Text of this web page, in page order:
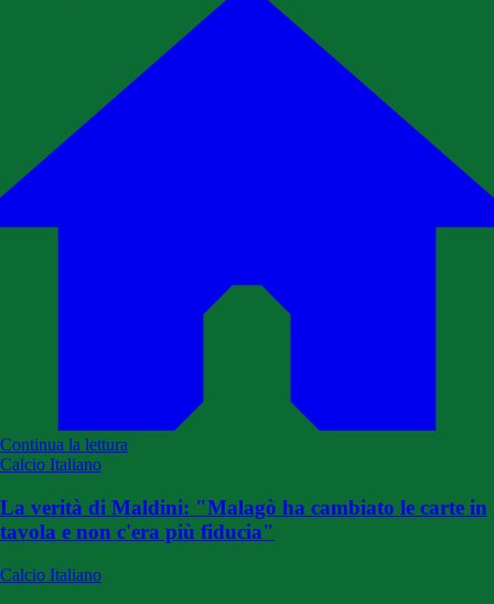
Continua la lettura
Calcio Italiano
La verità di Maldini: "Malagò ha cambiato le carte in
tavola e non c'era più fiducia"
Calcio Italiano